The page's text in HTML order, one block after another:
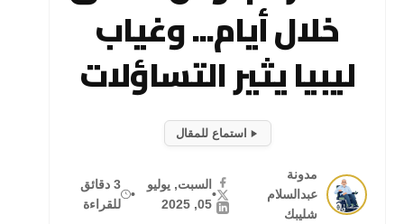
خلال أيام... وغياب
ليبيا يثير التساؤلات
استماع للمقال
مدونة
عبدالسلام
شليبك
•
السبت, يوليو
05, 2025
•
3 دقائق
للقراءة